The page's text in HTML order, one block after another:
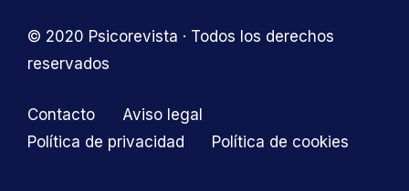
© 2020 Psicorevista · Todos los derechos
reservados
Contacto
Aviso legal
Política de privacidad
Política de cookies